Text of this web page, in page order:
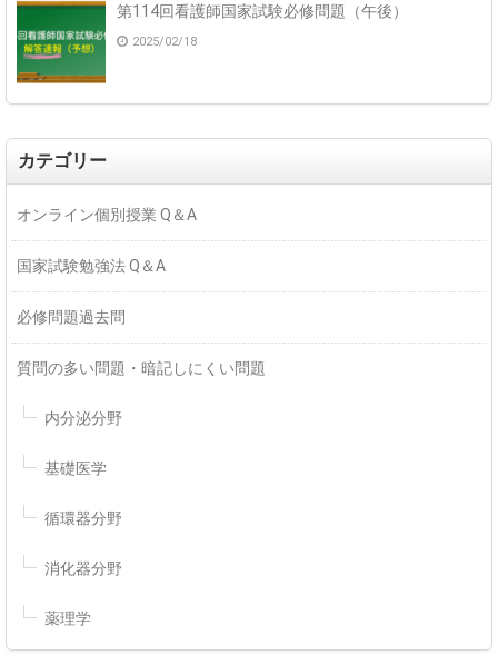
第114回看護師国家試験必修問題（午後）
2025/02/18
カテゴリー
オンライン個別授業 Q＆A
国家試験勉強法 Q＆A
必修問題過去問
質問の多い問題・暗記しにくい問題
内分泌分野
基礎医学
循環器分野
消化器分野
薬理学